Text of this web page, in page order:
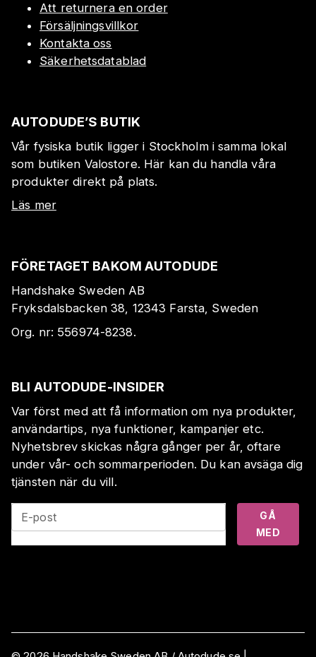
Att returnera en order
Försäljningsvillkor
Kontakta oss
Säkerhetsdatablad
AUTODUDE’S BUTIK
Vår fysiska butik ligger i Stockholm i samma lokal
som butiken Valostore. Här kan du handla våra
produkter direkt på plats.
Läs mer
FÖRETAGET BAKOM AUTODUDE
Handshake Sweden AB
Fryksdalsbacken 38, 12343 Farsta, Sweden
Org. nr: 556974-8238.
BLI AUTODUDE-INSIDER
Var först med att få information om nya produkter,
användartips, nya funktioner, kampanjer etc.
Nyhetsbrev skickas några gånger per år, oftare
under vår- och sommarperioden. Du kan avsäga dig
tjänsten när du vill.
E-post
GÅ
MED